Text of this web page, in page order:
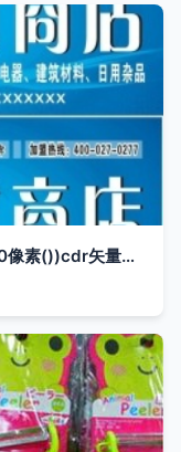
第七次人口普查十年变化海报图片(0*0像素())cdr矢量模版下载